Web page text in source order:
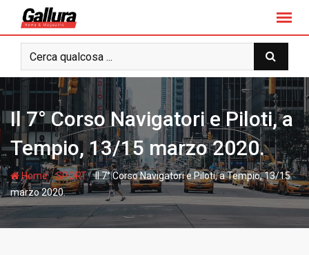
t
o
o
t
e
n
t
Il 7° Corso Navigatori e Piloti, a
Tempio, 13/15 marzo 2020.
Home-SPORT-Il 7° Corso Navigatori e Piloti, a Tempio, 13/15
marzo 2020.